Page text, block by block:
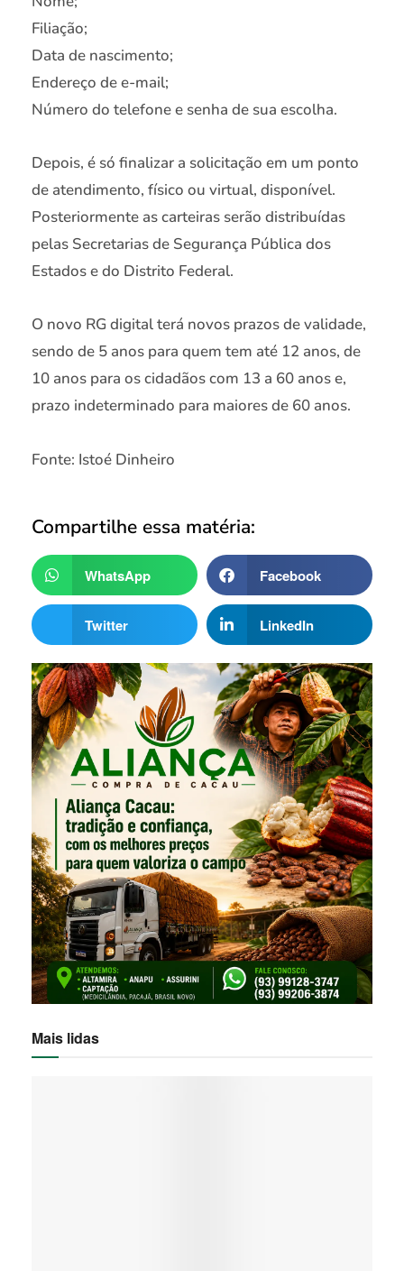
Filiação;
Data de nascimento;
Endereço de e-mail;
Número do telefone e senha de sua escolha.
Depois, é só finalizar a solicitação em um ponto
de atendimento, físico ou virtual, disponível.
Posteriormente as carteiras serão distribuídas
pelas Secretarias de Segurança Pública dos
Estados e do Distrito Federal.
O novo RG digital terá novos prazos de validade,
sendo de 5 anos para quem tem até 12 anos, de
10 anos para os cidadãos com 13 a 60 anos e,
prazo indeterminado para maiores de 60 anos.
Fonte: Istoé Dinheiro
Compartilhe essa matéria:
WhatsApp Facebook
Twitter LinkedIn
Mais lidas